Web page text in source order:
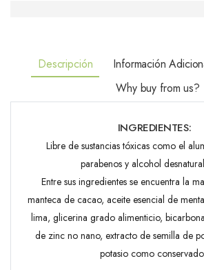
Descripción Información
Why buy from us?
INGREDIENTES:
Libre de sustancias tóxicas como el
parabenos y alcohol
Entre sus ingredientes se encuentra la
manteca de cacao, aceite esencial de
lima, glicerina grado alimenticio,
de zinc no nano, extracto de semilla de
potasio como